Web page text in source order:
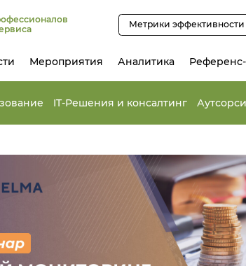
Метрики эффективности
Мероприятия Аналитика
IT-Решения и консалтинг